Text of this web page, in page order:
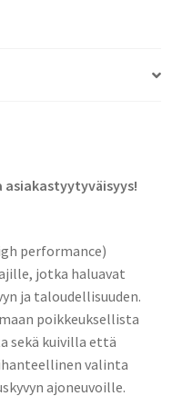
asiakastyytyväisyys!
performance)
jotka haluavat
ja taloudellisuuden.
poikkeuksellista
sekä kuivilla että
valinta
ajoneuvoille.